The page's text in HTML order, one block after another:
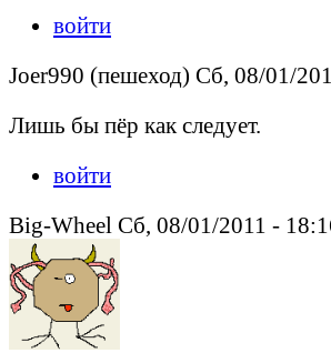
войти
Joer990 (пешеход) Сб, 08/01/
Лишь бы пёр как следует.
войти
Big-Wheel Сб, 08/01/2011 -